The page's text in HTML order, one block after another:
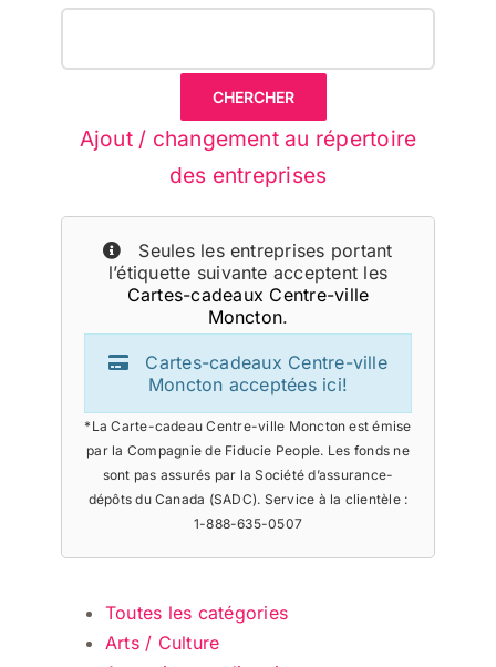
Ajout / changement au répertoire
des entreprises
Seules les entreprises portant
l’étiquette suivante acceptent les
Cartes-cadeaux Centre-ville
Moncton.
Cartes-cadeaux Centre-ville
Moncton acceptées ici!
*La Carte-cadeau Centre-ville Moncton est émise
par la Compagnie de Fiducie People. Les fonds ne
sont pas assurés par la Société d’assurance-
dépôts du Canada (SADC). Service à la clientèle :
1-888-635-0507
Toutes les catégories
Arts / Culture